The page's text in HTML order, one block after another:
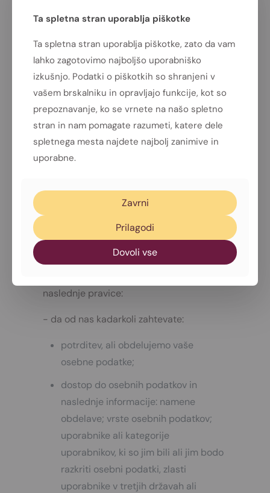
Kakšne pravice
imate v zvezi z
osebnimi podatki,
kako lahko
prekličete
obdelavo in
kakšne so
posledice preklica
naslednje pravice:
- da od nas kadarkoli zahtevate:
potrditev, ali obdelujemo vaše
osebne podatke;
dostop do osebnih podatkov in
naslednje informacije: namene
obdelave; vrste osebnih podatkov;
uporabnike ali kategorije
uporabnikov, ki so jim bili ali jim bodo
razkriti osebni podatki, zlasti
uporabnike v tretjih državah ali
Ta spletna stran uporablja piškotke
Ta spletna stran uporablja piškotke, zato da vam
lahko zagotovimo najboljšo uporabniško
izkušnjo. Podatki o piškotkih so shranjeni v
vašem brskalniku in opravljajo funkcije, kot so
prepoznavanje, ko se vrnete na našo spletno
stran in nam pomagate razumeti, katere dele
spletnega mesta najdete najbolj zanimive in
uporabne.
Zavrni
Prilagodi
Dovoli vse